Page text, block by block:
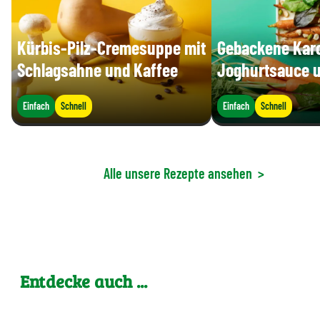
Kürbis-Pilz-Cremesuppe mit
Schlagsahne und Kaffee
Einfach Schnell
Gebackene
Joghurtsauce
Einfach Schnell
Alle unsere Rezepte ansehen >
Entdecke auch ...